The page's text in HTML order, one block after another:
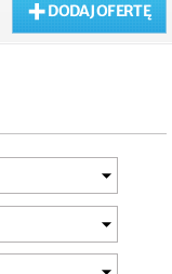
DODAJ OFERTĘ